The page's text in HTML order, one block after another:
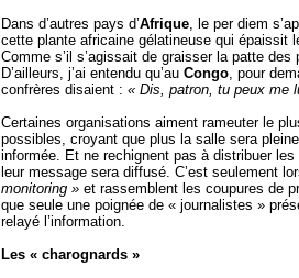
Dans d’autres pays d’Afrique, le per diem
cette plante africaine gélatineuse qui épaissit
Comme s’il s’agissait de graisser la patte des
D’ailleurs, j’ai entendu qu’au Congo, pour
confrères disaient : « Dis, patron, tu peux me
Certaines organisations aiment rameuter le
possibles, croyant que plus la salle sera
informée. Et ne rechignent pas à distribuer les
leur message sera diffusé. C’est seulement
monitoring » et rassemblent les coupures de
que seule une poignée de « journalistes »
relayé l’information.
Les « charognards »